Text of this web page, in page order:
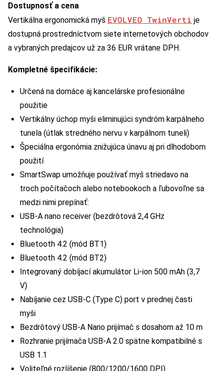
Dostupnosť a cena
Vertikálna ergonomická myš EVOLVEO TwinVerti je
dostupná prostredníctvom siete internetových obchodov
a vybraných predajcov už za 36 EUR vrátane DPH.
Kompletné špecifikácie:
Určená na domáce aj kancelárske profesionálne
použitie
Vertikálny úchop myši eliminujúci syndróm karpálneho
tunela (útlak stredného nervu v karpálnom tuneli)
Špeciálna ergonómia znižujúca únavu aj pri dlhodobom
použití
SmartSwap umožňuje používať myš striedavo na
troch počítačoch alebo notebookoch a ľubovoľne sa
medzi nimi prepínať:
USB-A nano receiver (bezdrôtová 2,4 GHz
technológia)
Bluetooth 4.2 (mód BT1)
Bluetooth 4.2 (mód BT2)
Integrovaný dobíjací akumulátor Li-ion 500 mAh (3,7
V)
Nabíjanie cez USB-C (Type C) port v prednej časti
myši
Bezdrôtový USB-A Nano prijímač s dosahom až 10 m
Rozhranie prijímača USB-A 2.0 spätne kompatibilné s
USB 1.1
Voliteľné rozlíšenie (800/1200/1600 DPI)